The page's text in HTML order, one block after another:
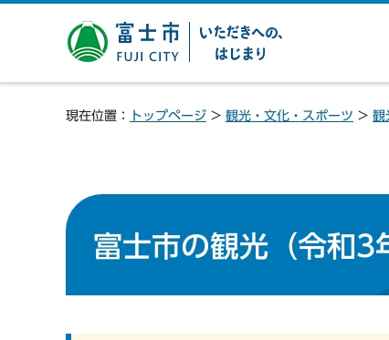
富士市 いただきへの、は
じまり
現在位置： トップページ > 観光・文化・スポーツ > 観
富士市の観光（令和3